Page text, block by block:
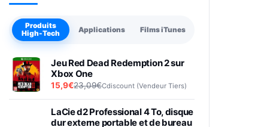
Produits
High-Tech
Applications Films iTunes
Jeu Red Dead Redemption 2 sur
Xbox One
15,9€23,09€Cdiscount (Vendeur Tiers)
LaCie d2 Professional 4 To, disque
dur externe portable et de bureau